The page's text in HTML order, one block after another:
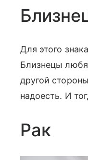
Для этого
Близнецы
другой
надоесть. И
Рак